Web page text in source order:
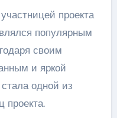
проекта
популярным
своим
и яркой
одной из
проекта.